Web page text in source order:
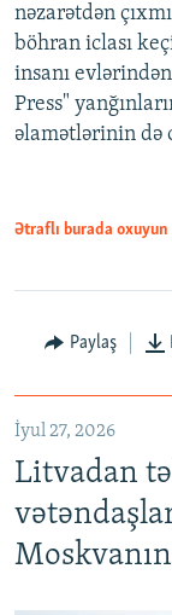
nəzarətdən
böhran iclası
insanı
Press"
əlamətlərinin də
Ətraflı burada oxuyun
Paylaş
İyul 27, 2026
Litvadan